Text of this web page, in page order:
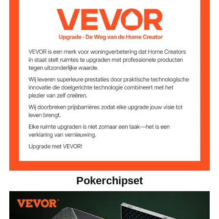
PS-kunststof + ijzer
Productgewicht 4,5 kg
Materiaal
behuizing
aluminium
Pokerchipset